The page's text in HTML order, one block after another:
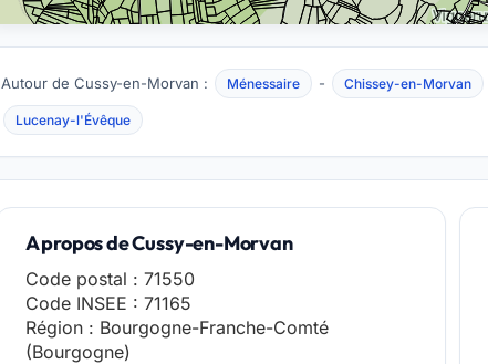
Autour de Cussy-en-Morvan : Ménessaire - Chissey-en-Morvan
Lucenay-l'Évêque
A propos de Cussy-en-Morvan
Code postal : 71550
Code INSEE : 71165
Région : Bourgogne-Franche-Comté
(Bourgogne)